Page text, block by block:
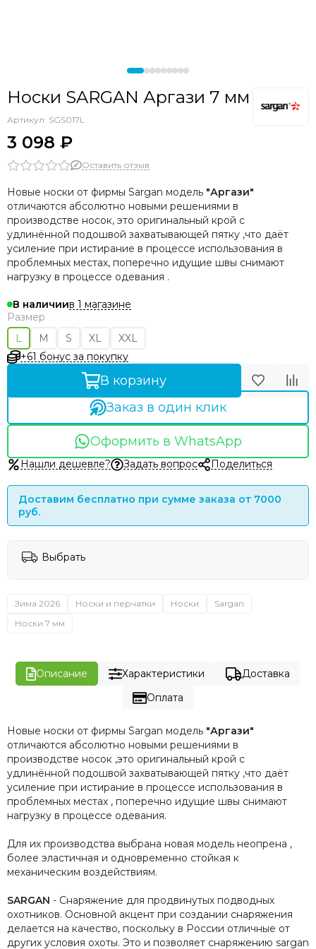
Носки SARGAN Аргази 7 мм
Артикул: SGS017L
3 098 ₽
Оставить отзыв
Новые носки от фирмы Sargan модель "Аргази"
отличаются абсолютно новыми решениями в
производстве носок, это оригинальный крой с
удлинённой подошвой захватывающей пятку ,что даёт
усиление при истирание в процессе использования в
проблемных местах, поперечно идущие швы снимают
нагрузку в процессе одевания .
В наличиив 1 магазине
Размер
L
M S XL
XXL
+61 бонус за покупку
В корзину
Заказ в один клик
Оформить в WhatsApp
Нашли дешевле? Задать вопрос Поделиться
Доставим бесплатно при сумме заказа от 7000
руб.
Выбрать
Зима 2026 Носки и перчатки Носки
Sargan
Носки 7 мм
Описание Характеристики
Доставка
Оплата
Новые носки от фирмы Sargan модель "Аргази"
отличаются абсолютно новыми решениями в
производстве носок ,это оригинальный крой с
удлинённой подошвой захватывающей пятку ,что даёт
усиление при истирание в процессе использования в
проблемных местах , поперечно идущие швы снимают
нагрузку в процессе одевания.
Для их производства выбрана новая модель неопрена ,
более эластичная и одновременно стойкая к
механическим воздействиям.
SARGAN - Снаряжение для продвинутых подводных
охотников. Основной акцент при создании снаряжения
делается на качество, поскольку в России отличные от
других условия охоты. Это и позволяет снаряжению sargan